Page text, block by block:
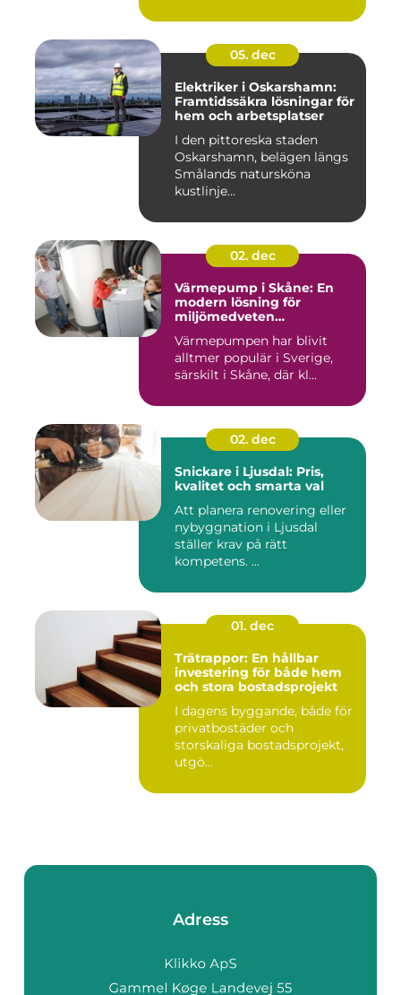
05. dec
Elektriker i Oskarshamn:
Framtidssäkra lösningar för
hem och arbetsplatser
I den pittoreska staden
Oskarshamn, belägen längs
Smålands natursköna
kustlinje...
02. dec
Värmepump i Skåne: En
modern lösning för
miljömedveten
Värmepumpen har blivit
alltmer populär i Sverige,
särskilt i Skåne, där kl...
02. dec
Snickare i Ljusdal: Pris,
kvalitet och smarta val
Att planera renovering eller
nybyggnation i Ljusdal
ställer krav på rätt
kompetens. ...
01. dec
Trätrappor: En hållbar
investering för både hem
och stora bostadsprojekt
I dagens byggande, både för
privatbostäder och
storskaliga bostadsprojekt,
utgö...
Adress